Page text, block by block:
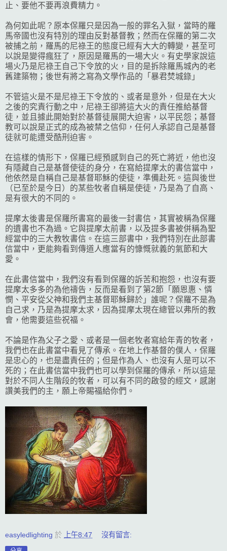
止、要他不要再浪費精力。
為何如此呢？原本保羅只是因為一般的罪名入獄，當時的羅
馬帝國也沒有特別的理由反對基督教；然而在保羅的第二次
被捕之前，羅馬的尼祿王的態度已經有大大的轉變，甚至可
以說是變得瘋狂了，原因是羅馬的一場大火。有史學家說這
場火乃是尼祿王自己下令放的火，目的是拆除羅馬城內的老
舊建築物；後世有將之寫為文學作品的「暴君焚城錄」
不管這火是不是尼祿王下令放的、或者是意外，但是在大火
之後的究責行動之中，尼祿王卻將這大火的責任推給基督
徒，並且據此開始對於基督徒展開大迫害，以平民怨；基督
教可以說是正式的成為被禁之信仰，任何人承認自己是基督
徒就可能遭受酷刑迫害。
在這樣的情形下，保羅已經預感到自己的死亡將近，他也沒
有隱藏自己是基督使徒的身分，在寫給提摩太的書信當中，
他依然是自稱自己是基督耶穌的使徒，準備赴死。這與後世
（已至於是今日）的某些牧者自稱是使徒，乃是為了自高、
是有很大的不同的。
提摩太後書是保羅所書寫的最後一封書信，其實被稱為保羅
的遺書也不為過。它與提摩太前書，以及提多書被併稱為聖
經當中的三大教牧書信。在這三部書中，我們特別在此部書
信當中，更能夠看到傳道人應當有的慷慨就義的氣節和大
愛。
在此書信當中，我們沒有看到保羅的訴苦和抱怨，也沒有要
提摩太多多的為他禱告，反而是看到了第2節「願恩惠、憐
憫、平安從父神和我們主基督耶穌歸於」誰呢？保羅不是為
自己求，乃是為提摩太求，因為提摩太現在總管以弗所的教
會，他需要這些祝福。
不論是作為父子之愛、或者是一個老牧者寫給年青的牧者，
我們也在此書當中看見了傳承。在地上作基督的僕人，保羅
是忠心的，也是盡責任的；但是作為人、也沒有人是可以不
死的；在此書信當中我們也可以學到保羅的傳承，所以這是
對於不同人生階段的牧者，可以有不同的啟發的經文，感謝
讚美我們的主，願上帝賜福給你們。
easyledlighting 於 上午8:47 沒有留言: